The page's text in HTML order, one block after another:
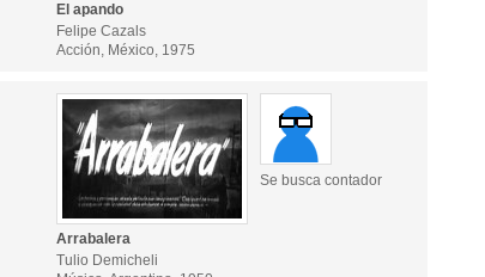
El apando
Felipe Cazals
Acción, México, 1975
Se busca contador
Arrabalera
Tulio Demicheli